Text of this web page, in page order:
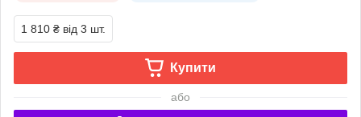
1 810 ₴ від 3 шт.
Купити
або